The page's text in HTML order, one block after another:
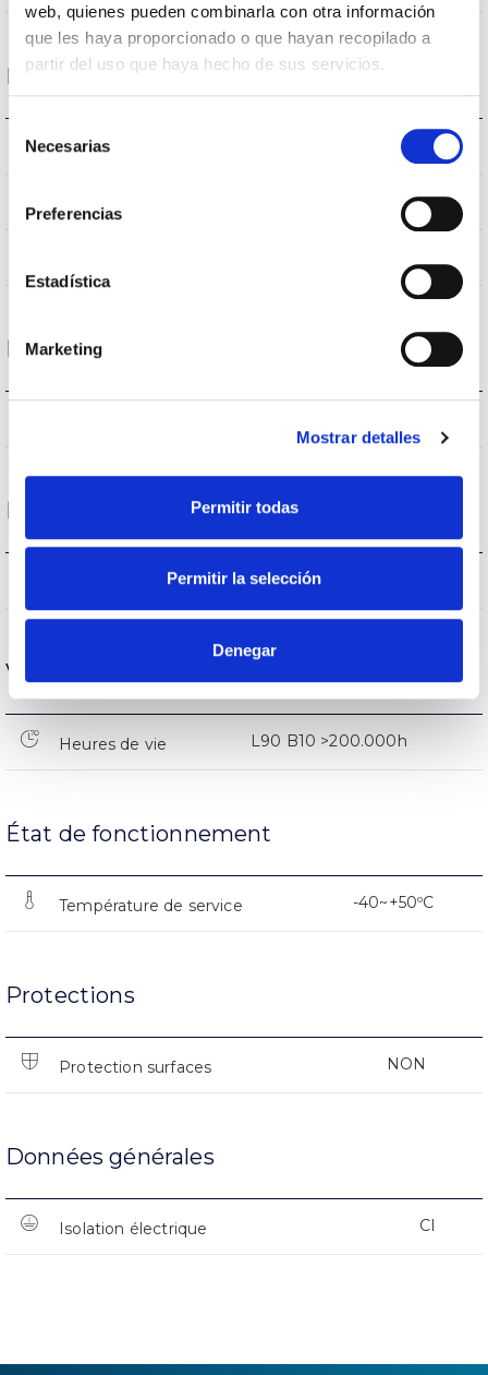
web, quienes pueden combinarla con otra información
que les haya proporcionado o que hayan recopilado a
partir del uso que haya hecho de sus servicios.
Selección
Necesarias
Preferencias
Estadística
Marketing
Mostrar detalles
Permitir todas
Permitir la selección
Denegar
Données optiques
Température de coleur 4.000K
CRI Indice de rendu des couleurs >70
Logement et finition
Performance
3.516lm
Vie
Heures de vie L90 B10 >200.000h
État de fonctionnement
Température de service -40~+50ºC
Protections
Protection surfaces NON
Données générales
Isolation électrique CI